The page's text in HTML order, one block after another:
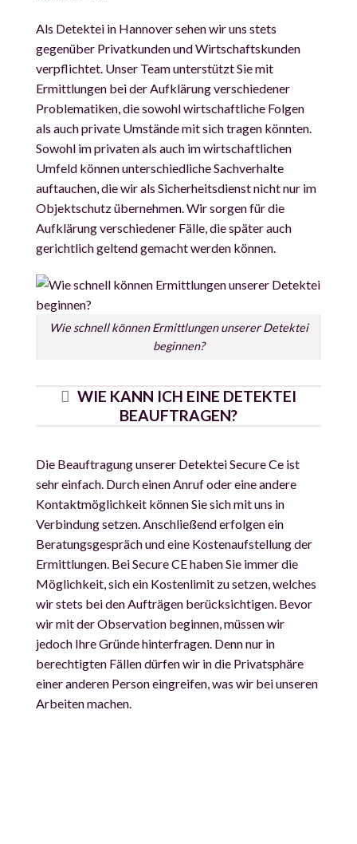
Als Detektei in Hannoversehen wir uns stets
gegenüber Privatkunden und Wirtschaftskunden
verpflichtet. Unser Team unterstützt Sie mit
Ermittlungen bei der Aufklärung verschiedener
Problematiken, die sowohl wirtschaftliche Folgen
als auch private Umstände mit sich tragen könnten.
Sowohl im privaten als auch im wirtschaftlichen
Umfeld können unterschiedliche Sachverhalte
auftauchen, die wir als Sicherheitsdienst nicht nur im
Objektschutzübernehmen. Wir sorgen für die
Aufklärung verschiedener Fälle, die später auch
gerichtlich geltend gemacht werden können.
Wie schnell können Ermittlungen unserer Detektei
beginnen?
WIE KANN ICH EINE DETEKTEI
BEAUFTRAGEN?
Die Beauftragung unserer Detektei Secure Ce ist
sehr einfach. Durch einen Anruf oder eine andere
Kontaktmöglichkeit können Sie sich mit uns in
Verbindung setzen. Anschließend erfolgen ein
Beratungsgespräch und eine Kostenaufstellung der
Ermittlungen. Bei Secure CE haben Sie immer die
Möglichkeit, sich ein Kostenlimit zu setzen, welches
wir stets bei den Aufträgen berücksichtigen. Bevor
wir mit der Observation beginnen, müssen wir
jedoch Ihre Gründe hinterfragen. Denn nur in
berechtigten Fällen dürfen wir in die Privatsphäre
einer anderen Person eingreifen, was wir bei unseren
Arbeiten machen.